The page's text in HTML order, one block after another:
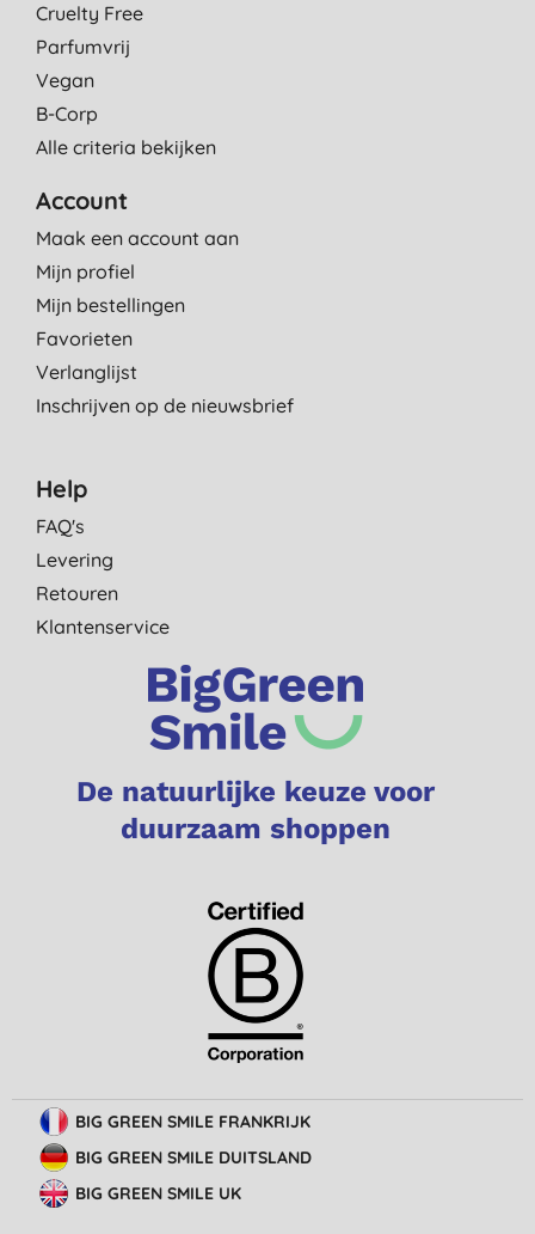
Cruelty Free
Parfumvrij
Vegan
B-Corp
Alle criteria bekijken
Account
Maak een account aan
Mijn profiel
Mijn bestellingen
Favorieten
Verlanglijst
Inschrijven op de nieuwsbrief
Help
FAQ's
Levering
Retouren
Klantenservice
De natuurlijke keuze voor
duurzaam shoppen
BIG GREEN SMILE FRANKRIJK
BIG GREEN SMILE DUITSLAND
BIG GREEN SMILE UK